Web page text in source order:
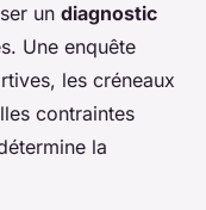
un diagnostic
Une enquête
les créneaux
contraintes
la